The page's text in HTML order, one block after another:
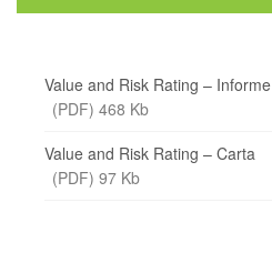
Value and Risk Rating – Informe
(PDF) 468 Kb
Value and Risk Rating – Carta
(PDF) 97 Kb